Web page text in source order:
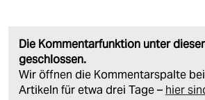
Die Kommentarfunktion unter
geschlossen.
Wir öffnen die Kommentarspalte
Artikeln für etwa drei Tage – hier